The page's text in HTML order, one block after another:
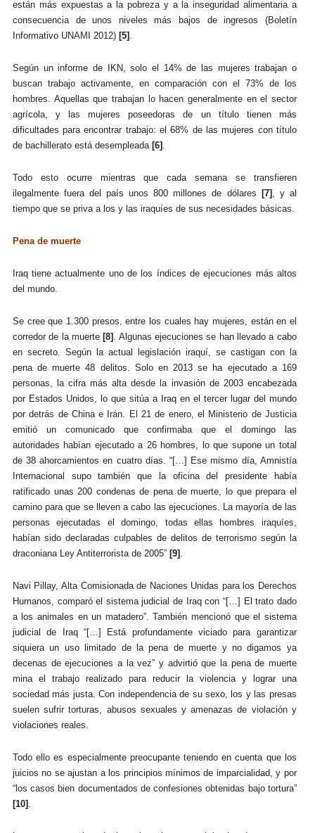
están más expuestas a la pobreza y a la inseguridad alimentaria a
consecuencia de unos niveles más bajos de ingresos (Boletín
Informativo UNAMI 2012) [5]
Según un informe de IKN, solo el 14% de las mujeres trabajan o
buscan trabajo activamente, en comparación con el 73% de los
hombres. Aquellas que trabajan lo hacen generalmente en el sector
agrícola, y las mujeres poseedoras de un título tienen más
dificultades para encontrar trabajo: el 68% de las mujeres con título
de bachillerato está desempleada [6]
Todo esto ocurre mientras que cada semana se transfieren
ilegalmente fuera del país unos 800 millones de dólares
[7]
, y al
tiempo que se priva a los y las iraquíes de sus necesidades básicas.
Pena de muerte
Iraq tiene actualmente uno de los índices de ejecuciones más altos
del mundo.
Se cree que 1.300 presos, entre los cuales hay mujeres, están en el
corredor de la muerte [8]
. Algunas ejecuciones se han llevado a cabo
en secreto. Según la actual legislación iraquí, se castigan con la
pena de muerte 48 delitos. Solo en 2013 se ha ejecutado a 169
personas, la cifra más alta desde la invasión de 2003 encabezada
por Estados Unidos, lo que sitúa a Iraq en el tercer lugar del mundo
por detrás de China e Irán. El 21 de enero, el Ministerio de Justicia
emitió un comunicado que confirmaba queel domingo
las
autoridades habían ejecutado a 26 hombres, lo que supone un total
de 38 ahorcamientos en cuatro días. “[…] Ese mismo día, Amnistía
Internacional supo también que la oficina del presidente había
ratificado unas 200 condenas de pena de muerte, lo que prepara el
camino para que se lleven a cabo las ejecuciones. La mayoría de las
personas ejecutadas el domingo, todas ellas hombres iraquíes,
habían sido declaradas culpables de delitos de terrorismo según la
draconiana Ley Antiterrorista de 2005”[9]
Navi Pillay, Alta Comisionada de Naciones Unidas para los Derechos
Humanos, comparó el sistema judicial de Iraq con “[…] El trato dado
a los animales en un matadero”. También mencionó que el sistema
judicial de Iraq “[…] Está profundamente viciado para garantizar
siquiera un uso limitado de la pena de muerte y no digamos ya
decenas de ejecuciones a la vez” y advirtió que la pena de muerte
mina el trabajo realizado para reducir la violencia y lograr una
sociedad más justa. Con independencia de su sexo, los y las presas
suelen sufrir torturas, abusos sexuales y amenazas de violación y
violaciones reales.
Todo ello es especialmente preocupante teniendo en cuenta que los
juicios no se ajustan a los principios mínimos de imparcialidad, y por
“loscasos bien documentados de confesiones obtenidas bajo tortura”
[10]